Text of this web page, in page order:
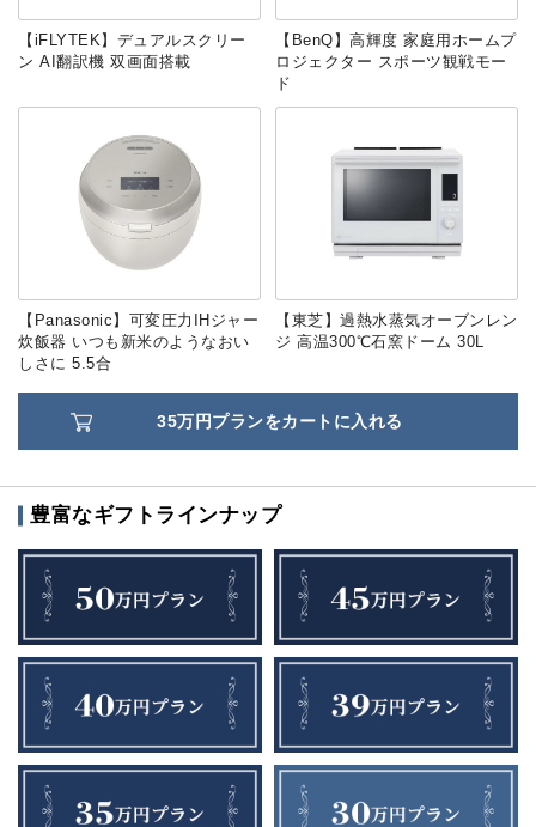
【iFLYTEK】デュアルスクリー
ン AI翻訳機 双画面搭載
【BenQ】高輝度 家庭用ホームプ
ロジェクター スポーツ観戦モー
ド
【Panasonic】可変圧力IHジャー
炊飯器 いつも新米のようなおい
しさに 5.5合
【東芝】過熱水蒸気オーブンレン
ジ 高温300℃石窯ドーム 30L
35万円プランをカートに入れる
豊富なギフトラインナップ